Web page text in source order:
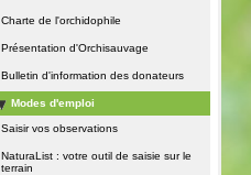
Charte de l'orchidophile
Présentation d'Orchisauvage
Bulletin d'information des donateurs
Modes d'emploi
Saisir vos observations
NaturaList : votre outil de saisie sur le
terrain